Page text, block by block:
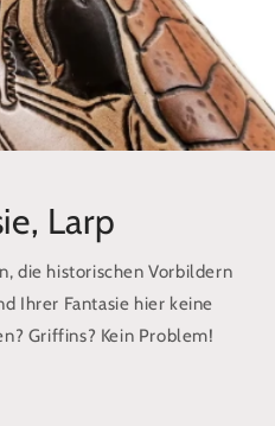
Larp
die historischen Vorbildern
Ihrer Fantasie hier keine
Griffins? Kein Problem!